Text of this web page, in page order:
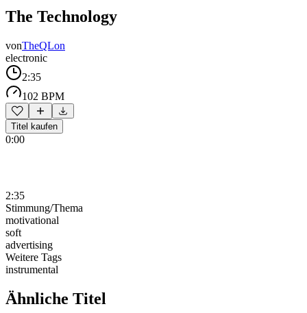
The Technology
vonTheQLon
electronic
2:35
102 BPM
Titel kaufen
0:00
2:35
Stimmung/Thema
motivational
soft
advertising
Weitere Tags
instrumental
Ähnliche Titel